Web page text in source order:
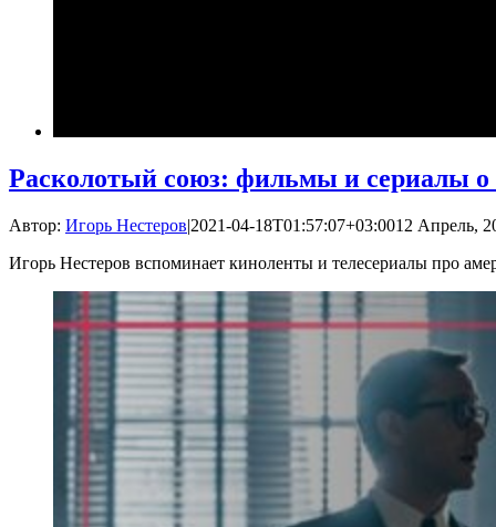
Расколотый союз: фильмы и сериалы
Автор: Игорь Нестеров|2021-04-18T01:57:07+03:0012 Апрель,
Игорь Нестеров вспоминает киноленты и телесериалы про